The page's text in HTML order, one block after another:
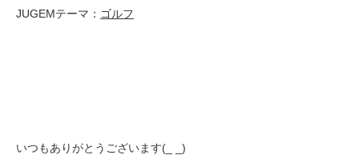
JUGEMテーマ： ゴルフ
いつもありがとうございます(_ _)